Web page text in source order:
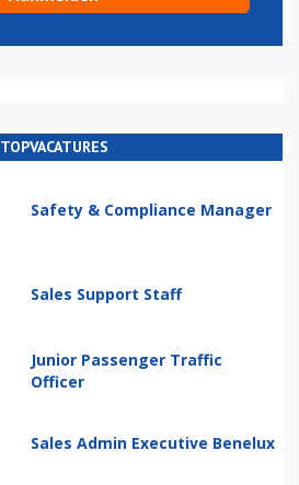
TOPVACATURES
Safety & Compliance Manager
Sales Support Staff
Junior Passenger Traffic
Officer
Sales Admin Executive Benelux